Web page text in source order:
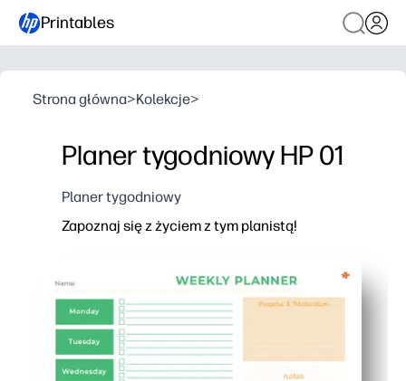
Printables
Strona główna>Kolekcje>
Planer tygodniowy HP 01
Planer tygodniowy
Zapoznaj się z życiem z tym planistą!